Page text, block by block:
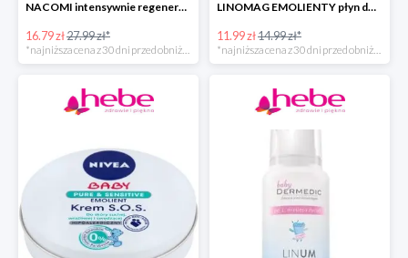
NACOMI intensywnie regenerujące masło do ciała dla kobiet w ciąży
16.79 zł27.99 zł*
*najniższa cena z 30 dni przed obniżką
LINOMAG EMOLIENTY płyn do kąpieli dla dzieci i niemowląt
11.99 zł14.99 zł*
*najniższa cena z 30 dni przed obniżką